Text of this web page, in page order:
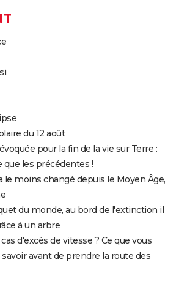
du 12 août
pour la fin de la vie sur Terre :
que les précédentes !
le moins changé depuis le Moyen Âge,
du monde, au bord de l'extinction il
à un arbre
d'excès de vitesse ? Ce que vous
avant de prendre la route des